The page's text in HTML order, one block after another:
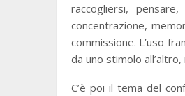
raccogliersi,
concentrazione,
commissione. L’uso
da uno stimolo
C’è poi il tema del